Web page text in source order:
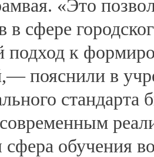
«Это
в сфере
подход к
пояснили в
сфера обучения